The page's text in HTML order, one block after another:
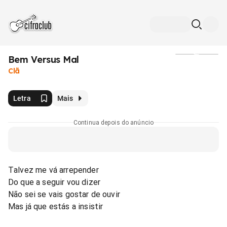
Bem Versus Mal
Clã
Letra Mais
Continua depois do anúncio
Talvez me vá arrepender
Do que a seguir vou dizer
Não sei se vais gostar de ouvir
Mas já que estás a insistir